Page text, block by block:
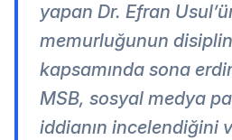
yapan Dr. Efran
memurluğunun
kapsamında sona
MSB, sosyal medya
iddianın incelendiğini